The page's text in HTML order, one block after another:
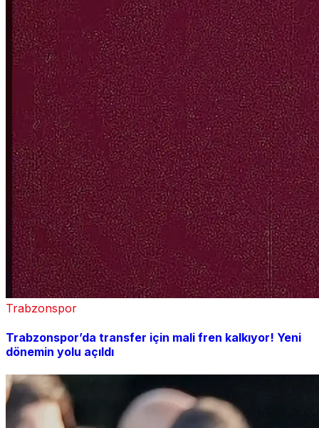
Trabzonspor
Trabzonspor’da transfer için mali fren kalkıyor! Yeni
dönemin yolu açıldı